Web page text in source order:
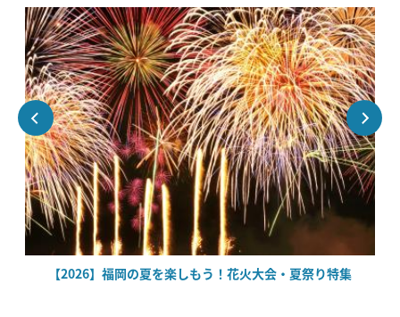
【2026】福岡の夏を楽しもう！花火大会・夏祭り特集